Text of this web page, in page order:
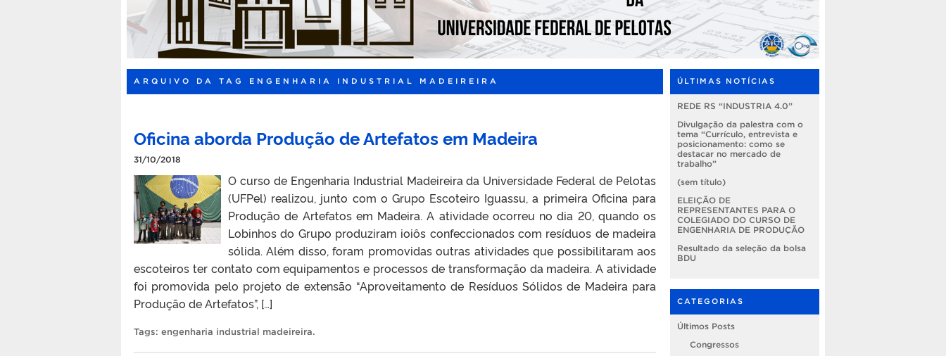
ARQUIVO DA TAG ENGENHARIA INDUSTRIAL MADEIREIRA
Oficina aborda Produção de Artefatos em Madeira
31/10/2018
O curso de Engenharia Industrial Madeireira da Universidade Federal de Pelotas
(UFPel) realizou, junto com o Grupo Escoteiro Iguassu, a primeira Oficina para
Produção de Artefatos em Madeira. A atividade ocorreu no dia 20, quando os
Lobinhos do Grupo produziram ioiôs confeccionados com resíduos de madeira
sólida. Além disso, foram promovidas outras atividades que possibilitaram aos
escoteiros ter contato com equipamentos e processos de transformação da madeira. A atividade
foi promovida pelo projeto de extensão “Aproveitamento de Resíduos Sólidos de Madeira para
Produção de Artefatos”, […]
Tags: engenharia industrial madeireira.
ÚLTIMAS NOTÍCIAS
REDE RS “INDUSTRIA 4.0”
Divulgação da palestra com o
tema “Currículo, entrevista e
posicionamento: como se
destacar no mercado de
trabalho”
(sem título)
ELEIÇÃO DE
REPRESENTANTES PARA O
COLEGIADO DO CURSO DE
ENGENHARIA DE PRODUÇÃO
Resultado da seleção da bolsa
BDU
CATEGORIAS
Últimos Posts
Congressos